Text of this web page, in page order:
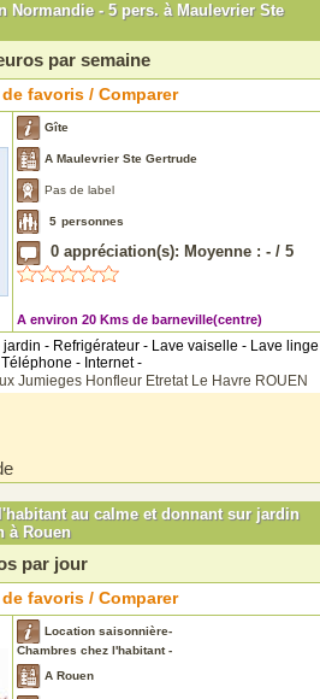
Normandie - 5 pers. à Maulevrier Ste
par semaine
favoris / Comparer
Gîte
A Maulevrier Ste Gertrude
Pas de label
5 personnes
0 appréciation(s): Moyenne : - / 5
A environ 20 Kms de barneville(centre)
- Refrigérateur - Lave vaiselle - Lave linge
- Internet -
Jumieges Honfleur Etretat Le Havre ROUEN
au calme et donnant sur jardin
à Rouen
par jour
favoris / Comparer
Location saisonnière-
Chambres chez l'habitant -
A Rouen